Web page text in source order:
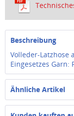
Beschreibung
Volleder-Latzhose
Eingesetzes Garn:
Ähnliche Artikel